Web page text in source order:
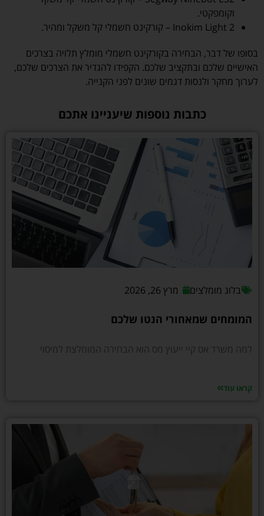
וקומפקטי.
Inokim Light 2 – קורקינט חשמלי קל משקל ומהיר.
בסופו של דבר, הבחירה בקורקינט חשמלי מומלץ תלויה בצרכים
האישיים שלכם ובתקציב שלכם. הקפידו להגדיר את הצרכים שלכם,
לערוך מחקר ולנסות דגמים שונים לפני הקנייה.
כתבות נוספות שיעניינו אתכם
בלוג מומלצים מרץ 26, 2026
המומחים שמאחורי הנטו שלכם
למה משרד אס קיי ייעוץ מס הוא הבחירה המומלצת למיסוי
קראו עוד